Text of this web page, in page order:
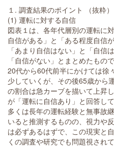
１. 調査結果のポイント （抜粋）
(1) 運転に対する自信
図表１は、各年代層別の運転に
自信がある」と「ある程度自信
「あまり自信はない」と「自信
「自信がない」とまとめたもので
20代から60代前半にかけては徐
少していくが、その後65歳から
の割合は急カーブを描いて上昇
が「運転に自信あり」と回答して
多くは長年の運転経験と無事故
いると推測するものの、視力や
は必ずあるはずで、この現実と
くの調査や研究でも問題視されて